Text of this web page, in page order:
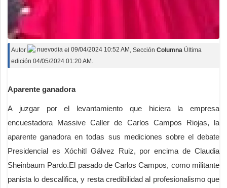
Autor nuevodia el 09/04/2024 10:52 AM , Sección Columna Última
edición 04/05/2024 01:20 AM.
Aparente ganadora
A juzgar por el levantamiento que hiciera la empresa
encuestadora Massive Caller de Carlos Campos Riojas, la
aparente ganadora en todas sus mediciones sobre el debate
Presidencial es Xóchitl Gálvez Ruiz, por encima de Claudia
Sheinbaum Pardo.El pasado de Carlos Campos, como militante
panista lo descalifica, y resta credibilidad al profesionalismo que